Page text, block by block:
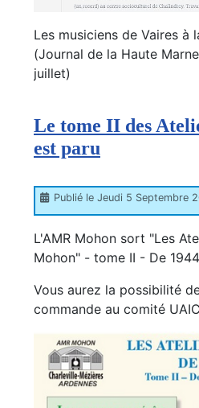
Les musiciens de Vaires à
(Journal de la Haute
juillet)
Le tome II des
est paru
Publié le Jeudi 5 Septembre
L'AMR Mohon sort "Les
Mohon" - tome II - De
Vous aurez la possibilité
commande au comité